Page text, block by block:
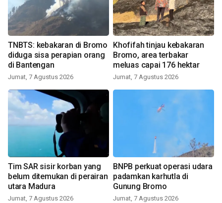
TNBTS: kebakaran di Bromo
diduga sisa perapian orang
di Bantengan
Jumat, 7 Agustus 2026
Khofifah tinjau kebakaran
Bromo, area terbakar
meluas capai 176 hektar
Jumat, 7 Agustus 2026
Tim SAR sisir korban yang
belum ditemukan di perairan
utara Madura
Jumat, 7 Agustus 2026
BNPB perkuat operasi udara
padamkan karhutla di
Gunung Bromo
Jumat, 7 Agustus 2026